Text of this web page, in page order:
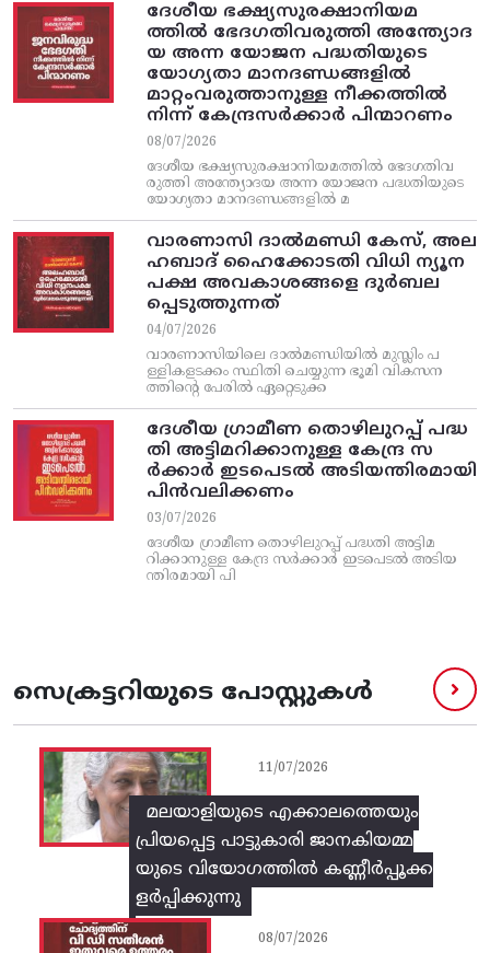
ദേശീയ ഭക്ഷ്യസുരക്ഷാനിയമ
ത്തിൽ ഭേദഗതിവരുത്തി അന്ത്യോദ
യ അന്ന യോജന പദ്ധതിയുടെ
യോഗ്യതാ മാനദണ്ഡങ്ങളിൽ
മാറ്റംവരുത്താനുള്ള നീക്കത്തിൽ
നിന്ന്‌ കേന്ദ്രസർക്കാർ പിന്മാറണം
08/07/2026
ദേശീയ ഭക്ഷ്യസുരക്ഷാനിയമത്തിൽ ഭേദഗതിവ
രുത്തി അന്ത്യോദയ അന്ന യോജന പദ്ധതിയുടെ
യോഗ്യതാ മാനദണ്ഡങ്ങളിൽ മ
വാരണാസി ദാൽമണ്ഡി കേസ്, അല
ഹബാദ് ഹൈക്കോടതി വിധി ന്യൂന
പക്ഷ അവകാശങ്ങളെ ദുർബല
പ്പെടുത്തുന്നത്
04/07/2026
വാരണാസിയിലെ ദാൽമണ്ഡിയിൽ മുസ്ലിം പ
ള്ളികളടക്കം സ്ഥിതി ചെയ്യുന്ന ഭൂമി വികസന
ത്തിന്റെ പേരിൽ ഏറ്റെടുക്ക
ദേശീയ ഗ്രാമീണ തൊഴിലുറപ്പ്‌ പദ്ധ
തി അട്ടിമറിക്കാനുള്ള കേന്ദ്ര സ
ര്‍ക്കാര്‍ ഇടപെടല്‍ അടിയന്തിരമായി
പിന്‍വലിക്കണം
03/07/2026
ദേശീയ ഗ്രാമീണ തൊഴിലുറപ്പ്‌ പദ്ധതി അട്ടിമ
റിക്കാനുള്ള കേന്ദ്ര സര്‍ക്കാര്‍ ഇടപെടല്‍ അടിയ
ന്തിരമായി പി
സെക്രട്ടറിയുടെ പോസ്റ്റുകൾ
മലയാളിയുടെ എക്കാലത്തെയും
പ്രിയപ്പെട്ട പാട്ടുകാരി ജാനകിയമ്മ
യുടെ വിയോഗത്തിൽ കണ്ണീർപ്പൂക്ക
ളർപ്പിക്കുന്നു
11/07/2026
08/07/2026